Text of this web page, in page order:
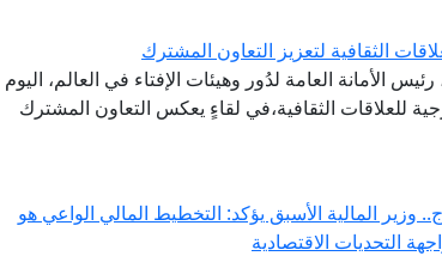
الثقافية لتعزيز التعاون المشترك
الأمانة العامة لدُور وهيئات الإفتاء في العالم، اليوم
للعلاقات الثقافية،في لقاءٍ يعكس التعاون المشترك
المالية الأسبق يؤكد: التخطيط المالي الواعي هو
التحديات الاقتصادية